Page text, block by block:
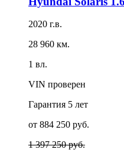
2020 г.в.
28 960 км.
1 вл.
VIN проверен
Гарантия 5 лет
от 884 250 руб.
1 397 250 руб.